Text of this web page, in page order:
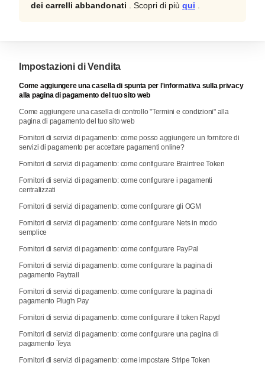
dei carrelli abbandonati . Scopri di più qui .
Impostazioni di Vendita
Come aggiungere una casella di spunta per l'informativa sulla privacy
alla pagina di pagamento del tuo sito web
Come aggiungere una casella di controllo "Termini e condizioni" alla
pagina di pagamento del tuo sito web
Fornitori di servizi di pagamento: come posso aggiungere un fornitore di
servizi di pagamento per accettare pagamenti online?
Fornitori di servizi di pagamento: come configurare Braintree Token
Fornitori di servizi di pagamento: come configurare i pagamenti
centralizzati
Fornitori di servizi di pagamento: come configurare gli OGM
Fornitori di servizi di pagamento: come configurare Nets in modo
semplice
Fornitori di servizi di pagamento: come configurare PayPal
Fornitori di servizi di pagamento: come configurare la pagina di
pagamento Paytrail
Fornitori di servizi di pagamento: come configurare la pagina di
pagamento Plug'n Pay
Fornitori di servizi di pagamento: come configurare il token Rapyd
Fornitori di servizi di pagamento: come configurare una pagina di
pagamento Teya
Fornitori di servizi di pagamento: come impostare Stripe Token